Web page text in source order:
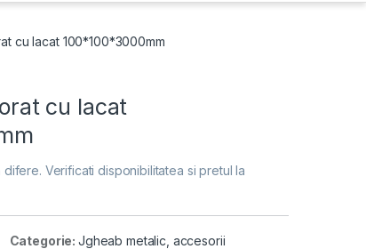
cu lacat 100*100*3000mm
cu lacat
Verificati disponibilitatea si pretul la
Categorie: Jgheab metalic, accesorii